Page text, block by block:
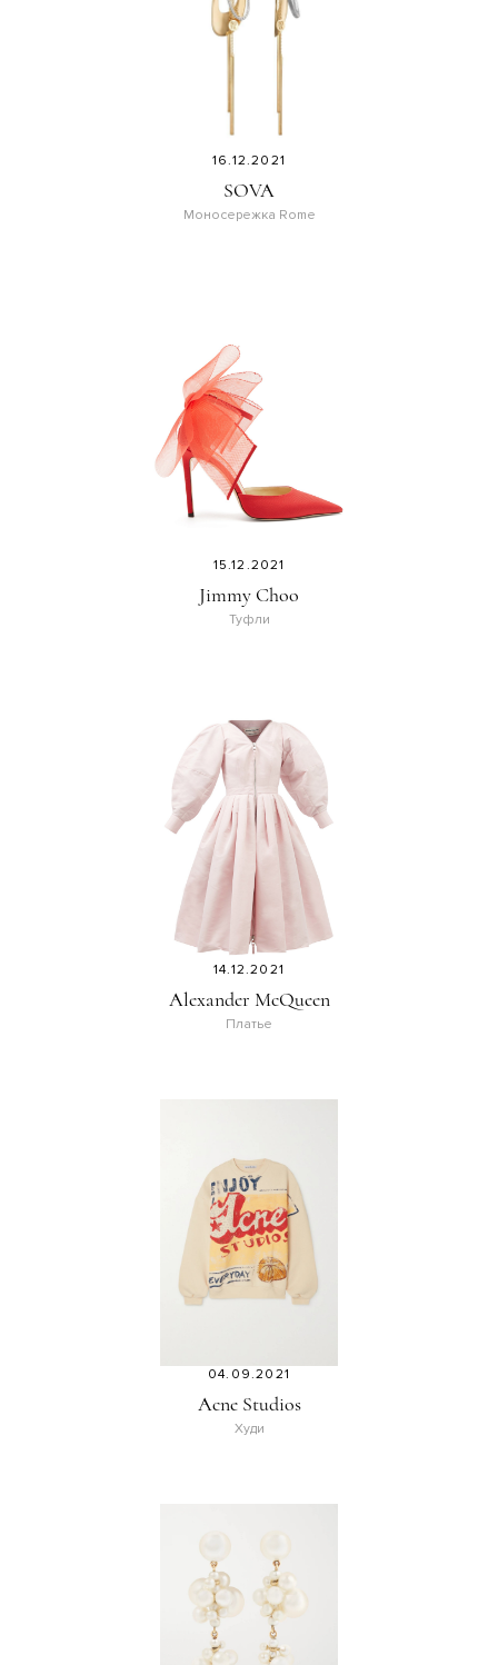
16.12.2021
SOVA
Моносережка Rome
15.12.2021
Jimmy Choo
Туфли
14.12.2021
Alexander McQueen
Платье
04.09.2021
Acne Studios
Худи